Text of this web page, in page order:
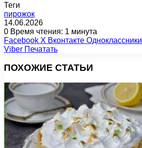
Теги
пирожок
14.06.2026
0 Время чтения: 1 минута
Facebook X Вконтакте Одноклассники
Viber Печатать
ПОХОЖИЕ СТАТЬИ